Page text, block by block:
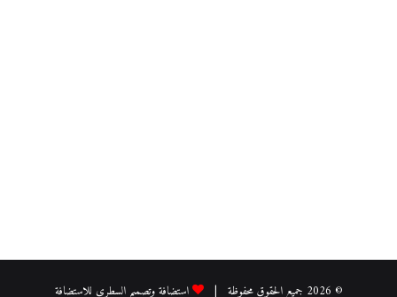
© 2026 جميع الحقوق محفوظة | استضافة وتصميم السطري للاستضافة